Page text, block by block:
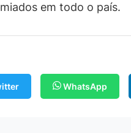
em todo o país.
WhatsApp